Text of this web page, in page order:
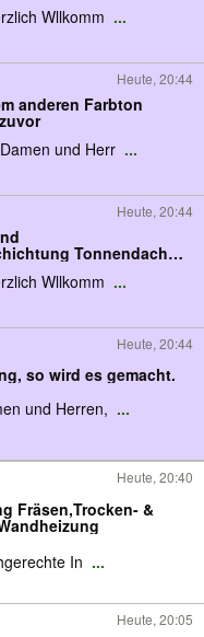
Wllkomm ...
Heute, 20:44
anderen Farbton
und Herr ...
Heute, 20:44
Tonnendach
Wllkomm ...
Heute, 20:44
so wird es gemacht.
und Herren, ...
Heute, 20:40
Fräsen,Trocken- &
In ...
Heute, 20:05